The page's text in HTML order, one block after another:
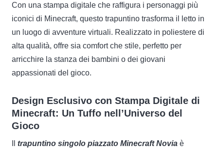
Con una stampa digitale che raffigura i personaggi più
iconici di Minecraft, questo trapuntino trasforma il letto in
un luogo di avventure virtuali. Realizzato in poliestere di
alta qualità, offre sia comfort che stile, perfetto per
arricchire la stanza dei bambini o dei giovani
appassionati del gioco.
Design Esclusivo con Stampa Digitale di
Minecraft: Un Tuffo nell’Universo del
Gioco
trapuntino singolo piazzato Minecraft Novia è